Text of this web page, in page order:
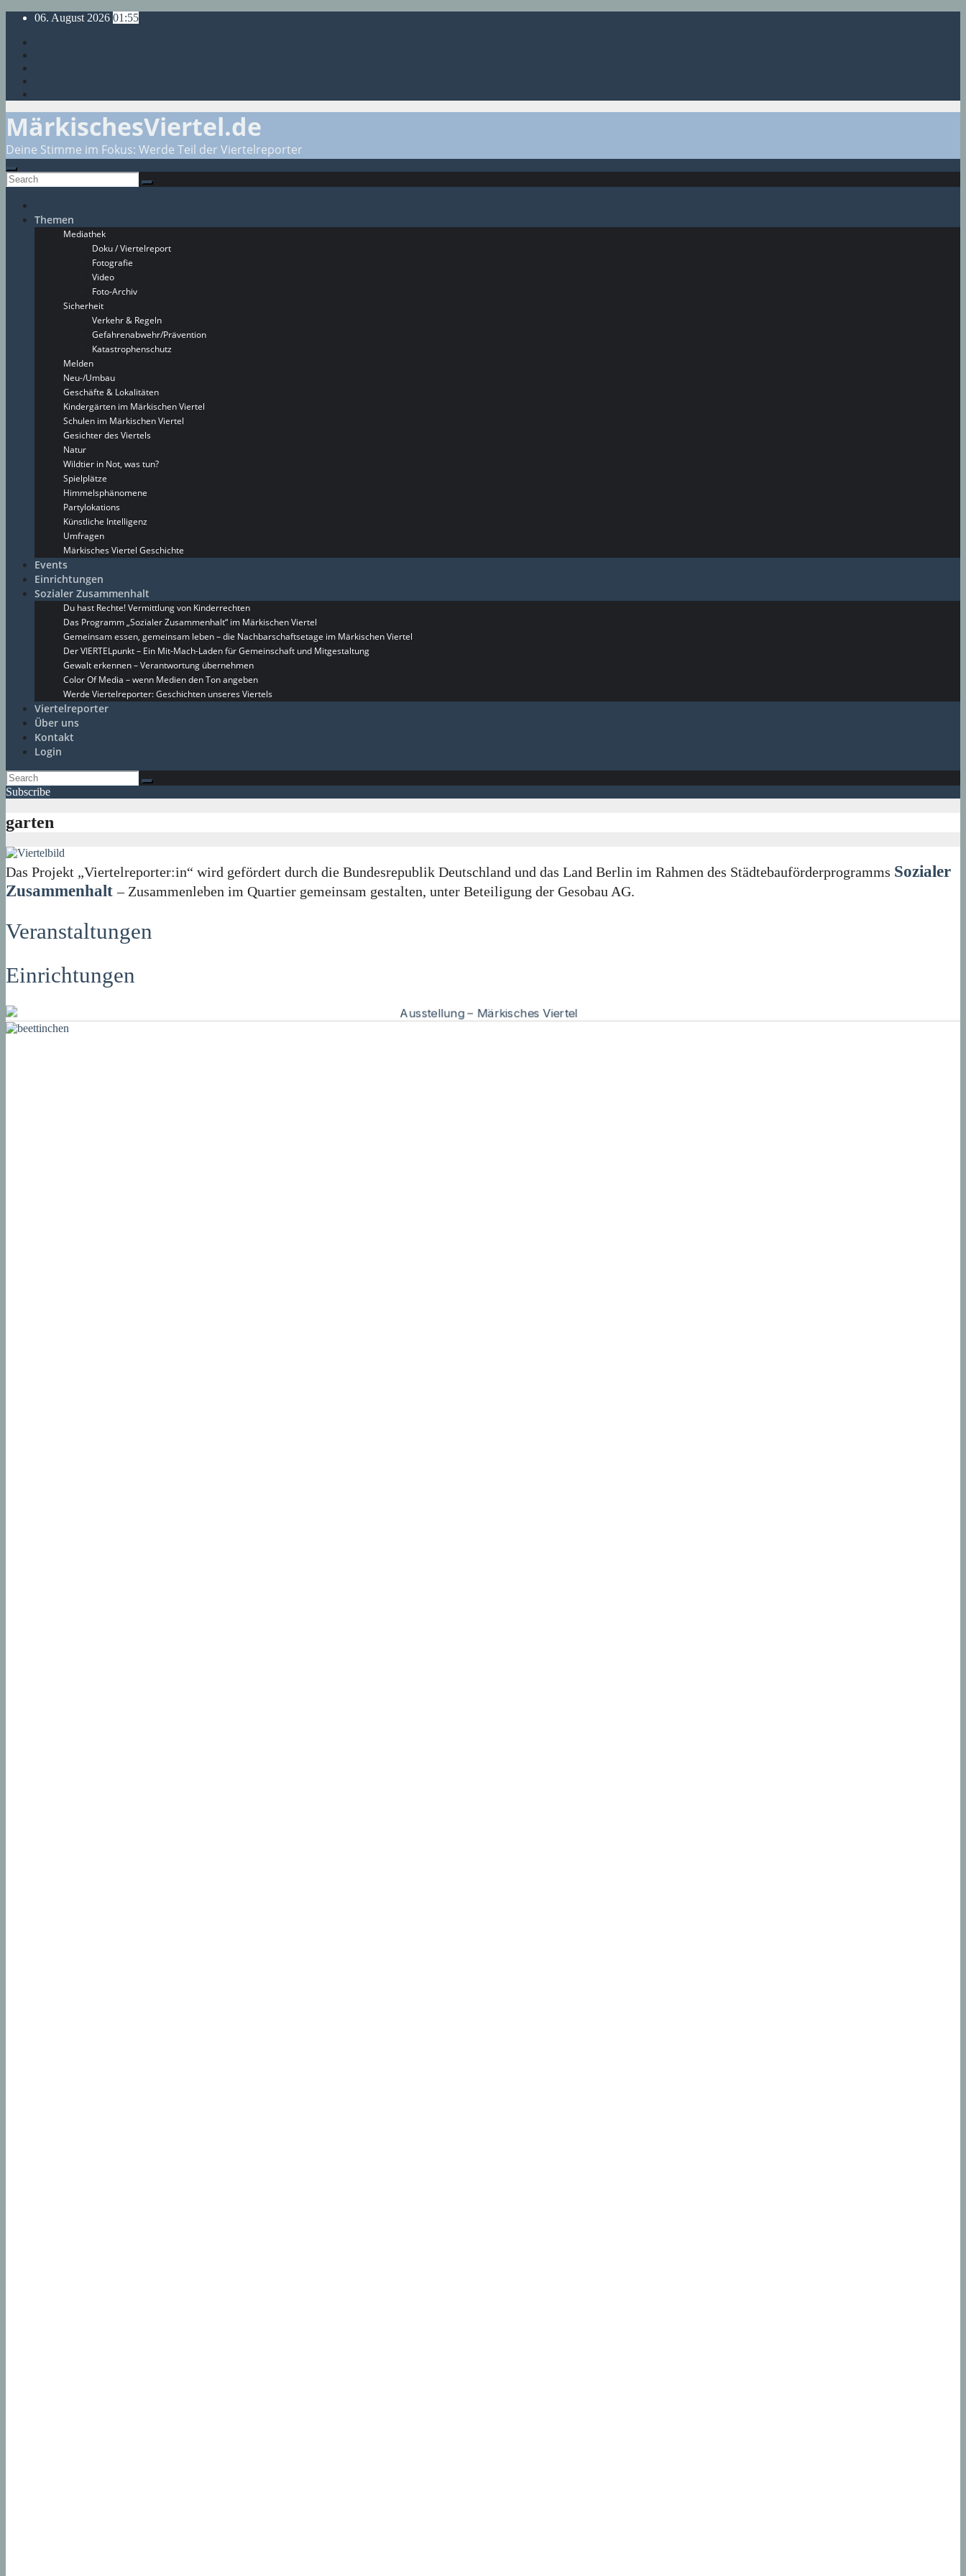
Skip
content
06. August 2026 01:55
MärkischesViertel.de
Deine Stimme im Fokus: Werde Teil der Viertelreporter
Themen
Mediathek
Doku / Viertelreport
Fotografie
Video
Foto-Archiv
Sicherheit
Verkehr & Regeln
Gefahrenabwehr/Prävention
Katastrophenschutz
Melden
Neu-/Umbau
Geschäfte & Lokalitäten
Kindergärten im Märkischen Viertel
Schulen im Märkischen Viertel
Gesichter des Viertels
Natur
Wildtier in Not, was tun?
Spielplätze
Himmelsphänomene
Partylokations
Künstliche Intelligenz
Umfragen
Märkisches Viertel Geschichte
Events
Einrichtungen
Sozialer Zusammenhalt
Du hast Rechte! Vermittlung von Kinderrechten
Das Programm „Sozialer Zusammenhalt“ im Märkischen Viertel
Gemeinsam essen, gemeinsam leben – die Nachbarschaftsetage im Märkischen Viertel
Der VIERTELpunkt – Ein Mit-Mach-Laden für Gemeinschaft und Mitgestaltung
Gewalt erkennen – Verantwortung übernehmen
Color Of Media – wenn Medien den Ton angeben
Werde Viertelreporter: Geschichten unseres Viertels
Viertelreporter
Über uns
Kontakt
Login
Subscribe
garten
Das Projekt „Viertelreporter:in“ wird gefördert durch die Bundesrepublik Deutschland und das Land Berlin im Rahmen des Städtebauförderprogramms Sozialer
Zusammenhalt – Zusammenleben im Quartier gemeinsam gestalten, unter Beteiligung der Gesobau AG.
Veranstaltungen
Einrichtungen